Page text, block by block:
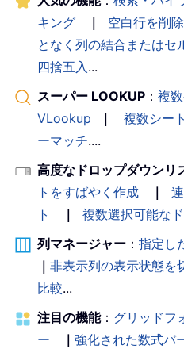
キング
｜ 空白行を削
となく列の結合またはセ
四捨五入...
スーパー LOOKUP ： 複
VLookup
｜ 複数シー
ーマッチ....
高度なドロップダウンリ
トをすばやく作成
｜
ト
｜ 複数選択可能な
列マネージャー ： 指定し
｜ 非表示列の表示状態を
比較...
注目の機能： グリッドフ
ー
｜ 強化された数式バ